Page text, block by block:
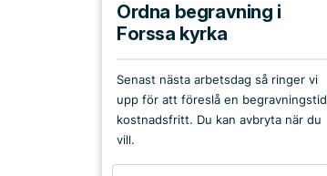
Kyrkor & kapell
Begravningsplatser
Församlingshem
Ordna begravning i
Forssa kyrka
Senast nästa arbetsdag så ringer vi
upp för att föreslå en begravningstid
kostnadsfritt. Du kan avbryta när du
vill.